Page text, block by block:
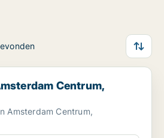
Centrum, Amsterdam
Centrum,
Amsterdam Centrum,